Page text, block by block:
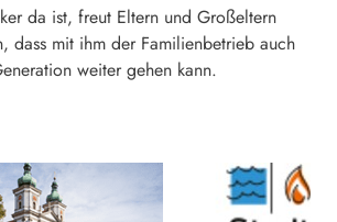
da ist, freut Eltern und Großeltern
dass mit ihm der Familienbetrieb auch
weiter gehen kann.